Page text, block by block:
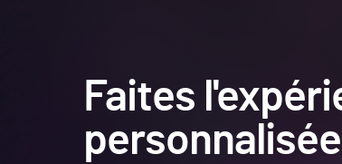
Faites
personnalisée